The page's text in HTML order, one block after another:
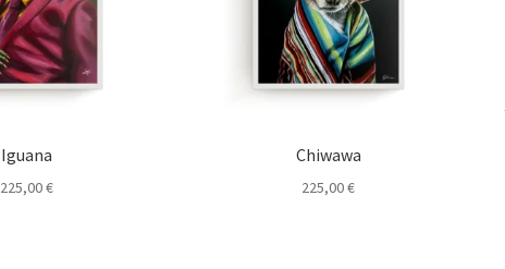
Iguana
225,00€
Chiwawa
225,00€